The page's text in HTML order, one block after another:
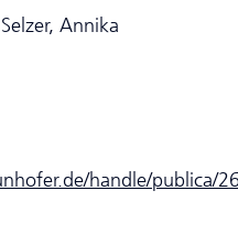
Annika
handle/publica/